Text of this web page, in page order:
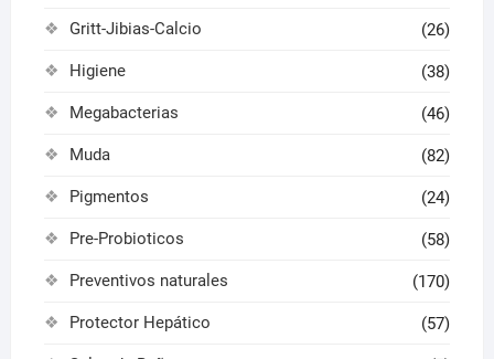
Gritt-Jibias-Calcio (26)
Higiene (38)
Megabacterias (46)
Muda (82)
Pigmentos (24)
Pre-Probioticos (58)
Preventivos naturales (170)
Protector Hepático (57)